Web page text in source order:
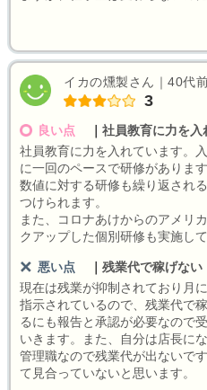
イカの燻製さん｜40代
3
良い点
社員教育に力を入
社員教育に力を入れています。
に一回のペースで研修がありま
数値に対する研修も繰り返され
つけられます。
また、コロナあけからのアメリ
クアップした個別研修も実施して
悪い点
残業代で稼げない
現在は残業が抑制されており月
指示されているので、残業代で
るにも報告と承認が必要なので
いきます。また、自分は店長に
管理職なので残業代が出ないで
て見合っていないと思います。